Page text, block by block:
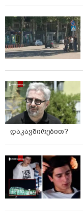
დაკავშირებით?